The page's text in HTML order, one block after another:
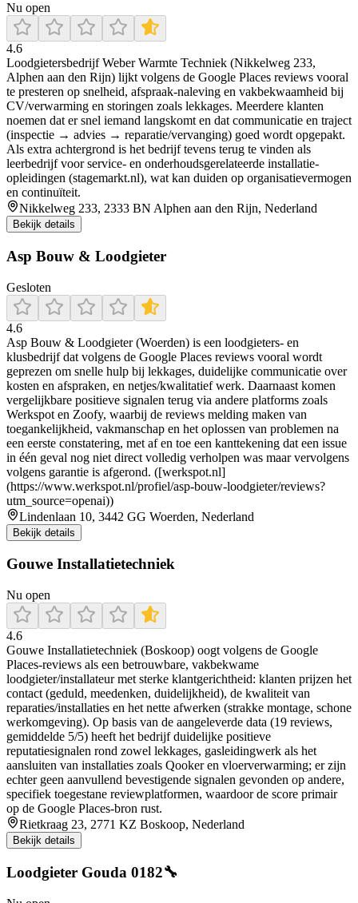
Nu open
4.6
Loodgietersbedrijf Weber Warmte Techniek (Nikkelweg 233,
Alphen aan den Rijn) lijkt volgens de Google Places reviews vooral
te presteren op snelheid, afspraak-naleving en vakbekwaamheid bij
CV/verwarming en storingen zoals lekkages. Meerdere klanten
noemen dat er snel iemand langskomt en dat communicatie en traject
(inspectie → advies → reparatie/vervanging) goed wordt opgepakt.
Als extra achtergrond is het bedrijf tevens terug te vinden als
leerbedrijf voor service- en onderhoudsgerelateerde installatie-
opleidingen (stagemarkt.nl), wat kan duiden op organisatievermogen
en continuïteit.
Nikkelweg 233, 2333 BN Alphen aan den Rijn, Nederland
Bekijk details
Asp Bouw & Loodgieter
Gesloten
4.6
Asp Bouw & Loodgieter (Woerden) is een loodgieters- en
klusbedrijf dat volgens de Google Places reviews vooral wordt
geprezen om snelle hulp bij lekkages, duidelijke communicatie over
kosten en afspraken, en netjes/kwalitatief werk. Daarnaast komen
vergelijkbare positieve signalen terug via andere platforms zoals
Werkspot en Zoofy, waarbij de reviews melding maken van
toegankelijkheid, vakmanschap en het oplossen van problemen na
een eerste constatering, met af en toe een kanttekening dat een issue
in één geval nog niet direct volledig verholpen was maar vervolgens
volgens garantie is afgerond. ([werkspot.nl]
(https://www.werkspot.nl/profiel/asp-bouw-loodgieter/reviews?
utm_source=openai))
Lindenlaan 10, 3442 GG Woerden, Nederland
Bekijk details
Gouwe Installatietechniek
Nu open
4.6
Gouwe Installatietechniek (Boskoop) oogt volgens de Google
Places-reviews als een betrouwbare, vakbekwame
loodgieter/installateur met sterke klantgerichtheid: klanten prijzen het
contact (geduld, meedenken, duidelijkheid), de kwaliteit van
reparaties/installaties en het nette afwerken (strakke montage, schone
werkomgeving). Op basis van de aangeleverde data (19 reviews,
gemiddelde 5/5) heeft het bedrijf duidelijke positieve
reputatiesignalen rond zowel lekkages, gasleidingwerk als het
aansluiten van installaties zoals Qooker en vloerverwarming; er zijn
echter geen aanvullend bevestigende signalen gevonden op andere,
specifiek toegestane reviewplatformen, waardoor de score primair
op de Google Places-bron rust.
Rietkraag 23, 2771 KZ Boskoop, Nederland
Bekijk details
Loodgieter Gouda 0182🔧